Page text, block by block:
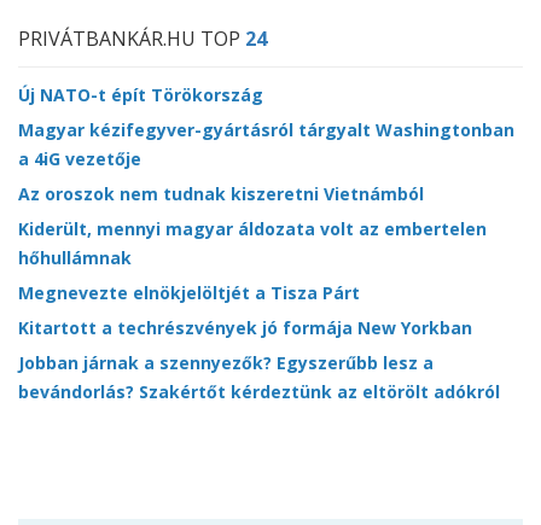
PRIVÁTBANKÁR.HU TOP 24
Új NATO-t épít Törökország
Magyar kézifegyver-gyártásról tárgyalt Washingtonban
a 4iG vezetője
Az oroszok nem tudnak kiszeretni Vietnámból
Kiderült, mennyi magyar áldozata volt az embertelen
hőhullámnak
Megnevezte elnökjelöltjét a Tisza Párt
Kitartott a techrészvények jó formája New Yorkban
Jobban járnak a szennyezők? Egyszerűbb lesz a
bevándorlás? Szakértőt kérdeztünk az eltörölt adókról